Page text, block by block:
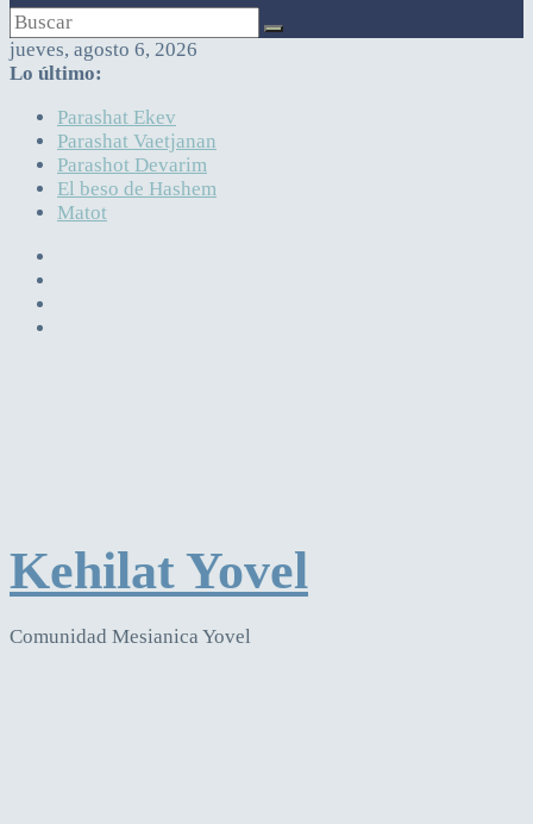
jueves, agosto 6, 2026
Lo último:
Parashat Ekev
Parashat Vaetjanan
Parashot Devarim
El beso de Hashem
Matot
Kehilat Yovel
Comunidad Mesianica Yovel